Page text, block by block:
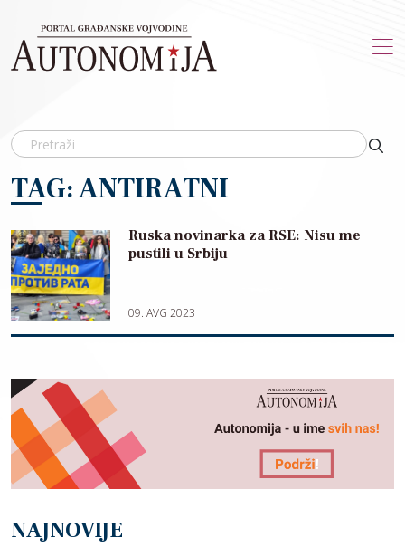
TAG: ANTIRATNI
Ruska novinarka za RSE: Nisu me
pustili u Srbiju
09. AVG 2023
NAJNOVIJE